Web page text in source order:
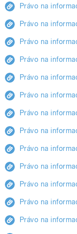
Právo na
Právo na
Právo na
Právo na
Právo na
Právo na
Právo na
Právo na
Právo na
Právo na
Právo na
Právo na
Právo na